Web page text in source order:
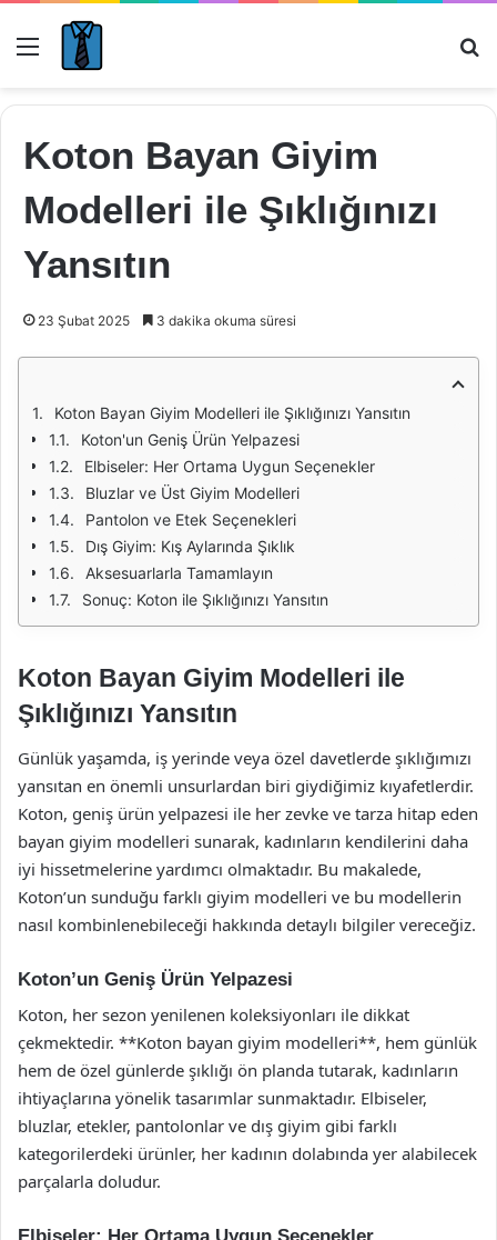
Menü
Koton Bayan Giyim
Modelleri ile Şıklığınızı
Yansıtın
23 Şubat 2025 3 dakika okuma süresi
Koton Bayan Giyim Modelleri ile Şıklığınızı Yansıtın
Koton'un Geniş Ürün Yelpazesi
Elbiseler: Her Ortama Uygun Seçenekler
Bluzlar ve Üst Giyim Modelleri
Pantolon ve Etek Seçenekleri
Dış Giyim: Kış Aylarında Şıklık
Aksesuarlarla Tamamlayın
Sonuç: Koton ile Şıklığınızı Yansıtın
Koton Bayan Giyim Modelleri ile
Şıklığınızı Yansıtın
Günlük yaşamda, iş yerinde veya özel davetlerde şıklığımızı
yansıtan en önemli unsurlardan biri giydiğimiz kıyafetlerdir.
Koton, geniş ürün yelpazesi ile her zevke ve tarza hitap eden
bayan giyim modelleri sunarak, kadınların kendilerini daha
iyi hissetmelerine yardımcı olmaktadır. Bu makalede,
Koton’un sunduğu farklı giyim modelleri ve bu modellerin
nasıl kombinlenebileceği hakkında detaylı bilgiler vereceğiz.
Koton’un Geniş Ürün Yelpazesi
Koton, her sezon yenilenen koleksiyonları ile dikkat
çekmektedir. **Koton bayan giyim modelleri**, hem günlük
hem de özel günlerde şıklığı ön planda tutarak, kadınların
ihtiyaçlarına yönelik tasarımlar sunmaktadır. Elbiseler,
bluzlar, etekler, pantolonlar ve dış giyim gibi farklı
kategorilerdeki ürünler, her kadının dolabında yer alabilecek
parçalarla doludur.